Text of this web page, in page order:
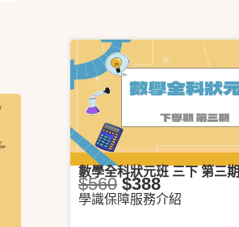
數學全科狀元班 三下 第三期
$560 $388
學識保障服務介紹